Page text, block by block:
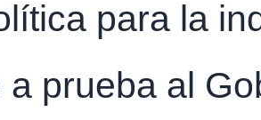
para la
a prueba al